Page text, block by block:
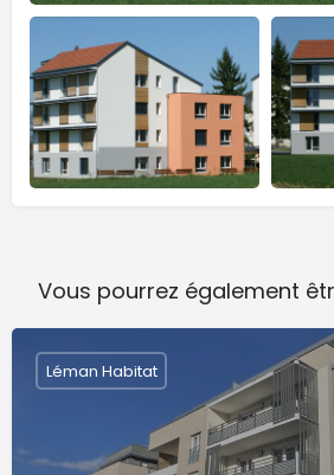
Vous pourrez également
Léman Habitat